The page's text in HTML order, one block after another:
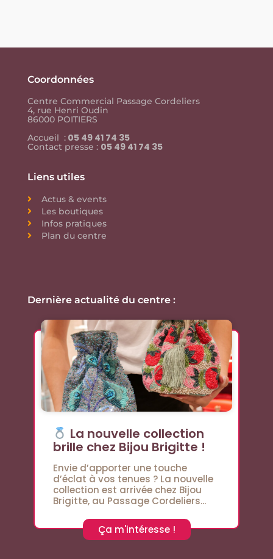
Coordonnées
Centre Commercial Passage Cordeliers
4, rue Henri Oudin
86000 POITIERS
Accueil : 05 49 41 74 35
Contact presse : 05 49 41 74 35
Liens utiles
Actus & events
Les boutiques
Infos pratiques
Plan du centre
Dernière actualité du centre :
La nouvelle collection
brille chez Bijou Brigitte !
Envie d’apporter une touche
d’éclat à vos tenues ? La nouvelle
collection est arrivée chez Bijou
Brigitte, au Passage Cordeliers...
Ça m'intéresse !